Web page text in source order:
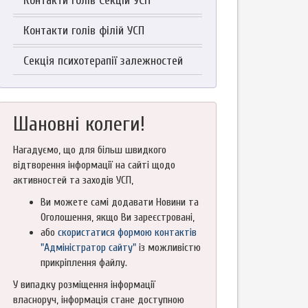
Контакти голів філій УСП
Секція психотерапії залежностей
Шановні колеги!
Нагадуємо, що для більш швидкого
відтворення інформації на сайті щодо
активностей та заходів УСП,
Ви можете самі додавати Новини та
Оголошення, якщо Ви зареєстровані,
або скористатися формою контактів
"Адміністратор сайту"із можливістю
прикріплення файлу.
У випадку розміщення інформації
власноруч, інформація стане доступною